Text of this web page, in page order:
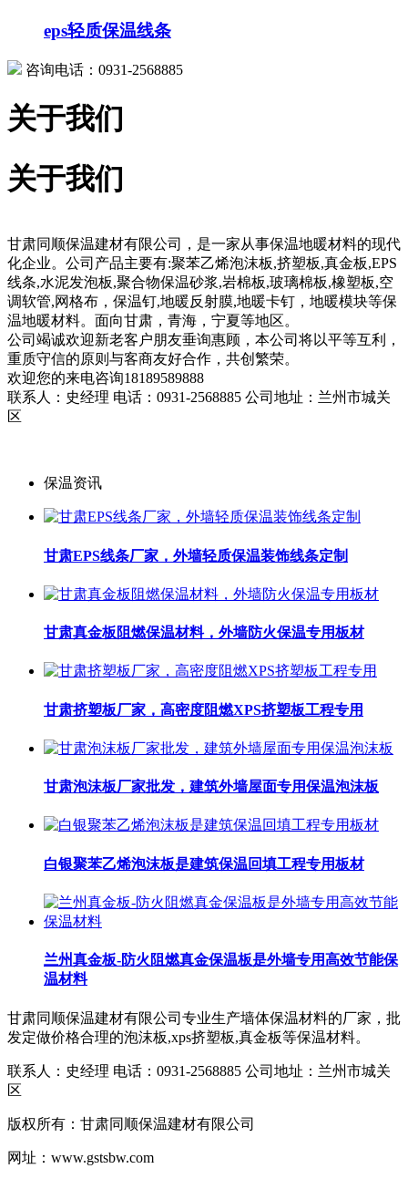
eps轻质保温线条
咨询电话：0931-2568885
关于我们
关于我们
甘肃同顺保温建材有限公司，是一家从事保温地暖材料的现代
化企业。公司产品主要有:聚苯乙烯泡沫板,挤塑板,真金板,EPS
线条,水泥发泡板,聚合物保温砂浆,岩棉板,玻璃棉板,橡塑板,空
调软管,网格布，保温钉,地暖反射膜,地暖卡钉，地暖模块等保
温地暖材料。面向甘肃，青海，宁夏等地区。
公司竭诚欢迎新老客户朋友垂询惠顾，本公司将以平等互利，
重质守信的原则与客商友好合作，共创繁荣。
欢迎您的来电咨询18189589888
联系人：史经理 电话：0931-2568885 公司地址：兰州市城关
区
保温资讯
甘肃EPS线条厂家，外墙轻质保温装饰线条定制
甘肃真金板阻燃保温材料，外墙防火保温专用板材
甘肃挤塑板厂家，高密度阻燃XPS挤塑板工程专用
甘肃泡沫板厂家批发，建筑外墙屋面专用保温泡沫板
白银聚苯乙烯泡沫板是建筑保温回填工程专用板材
兰州真金板-防火阻燃真金保温板是外墙专用高效节能保
温材料​
甘肃同顺保温建材有限公司专业生产墙体保温材料的厂家，批
发定做价格合理的泡沫板,xps挤塑板,真金板等保温材料。
联系人：史经理 电话：0931-2568885 公司地址：兰州市城关
区
版权所有：甘肃同顺保温建材有限公司
网址：www.gstsbw.com